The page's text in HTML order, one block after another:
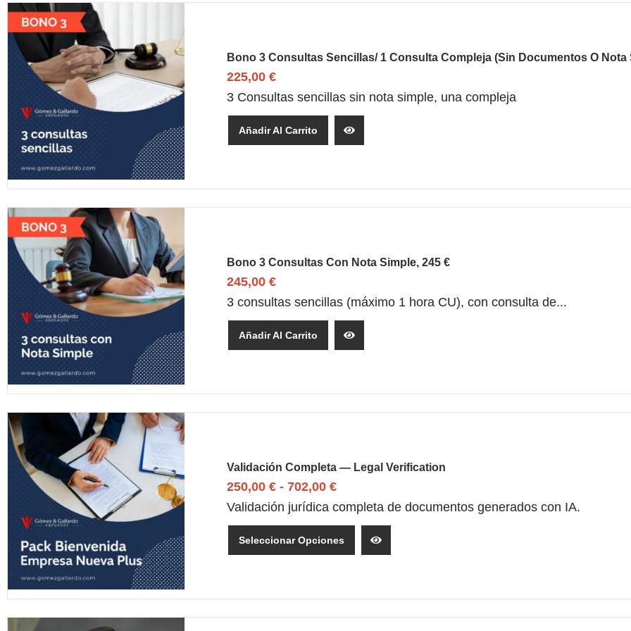
Bono 3 Consultas Sencillas/ 1 Consulta Compleja (sin Documentos O Nota
225,00€
3 Consultas sencillas sin nota simple, una compleja
Añadir Al Carrito
Bono 3 Consultas Con Nota Simple, 245 €
245,00€
3 consultas sencillas (máximo 1 hora CU), con consulta de...
Añadir Al Carrito
Validación Completa — Legal Verification
250,00€ - 702,00€
Validación jurídica completa de documentos generados con IA.
Seleccionar Opciones